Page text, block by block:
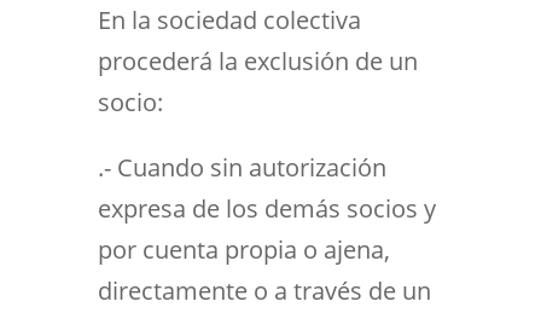
En la sociedad colectiva
procederá la exclusión de un
socio:
.- Cuando sin autorización
expresa de los demás socios y
por cuenta propia o ajena,
directamente o a través de un